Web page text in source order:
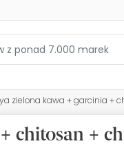
zielona kawa + garcinia +
chitosan +